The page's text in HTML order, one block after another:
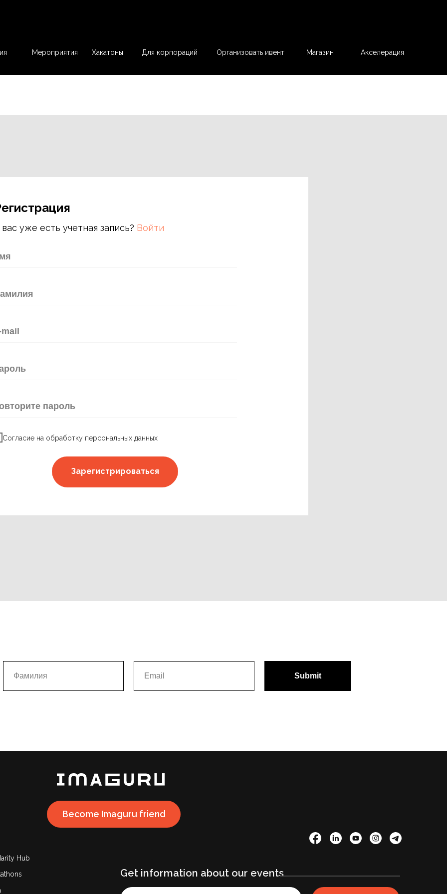
Для корпораций Организовать ивент Магазин Акселерация
Регистрация
Хакатоны
Мероприятия
Согласие на обработку персональных данных
Зарегистрироваться
уже есть учетная запись? Войти
Зарегистрироваться
Submit
Get information about our events
Hub
Become Imaguru friend